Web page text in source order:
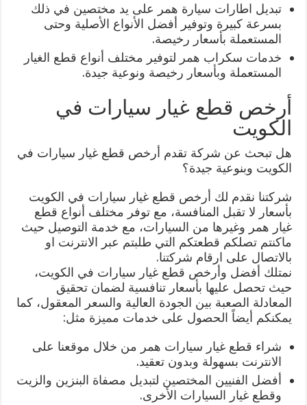
تبديل اطارات سيارة همر على يد مختصين في ذلك
بسرعة كبيرة وتوفير أفضل الأنواع الأصلية وحتى
المستعملة بأسعار رخيصة.
خدمات سكراب همر لتوفير مختلف أنواع قطع الغيار
المستعملة وبأسعار رخيصة ونوعية جيدة.
أرخص قطع غيار سيارات في
الكويت
هل تبحث عن شركة تقدم أرخص قطع غيار سيارات في
الكويت وبنوعية جيدة؟
شركتنا نقدم لك أرخص قطع غيار سيارات في الكويت
بأسعار لا تقبل المنافسة، مع توفر مختلف أنواع قطع
غيار همر وغيرها من السيارات، مع خدمة التوصيل حيث
ماكنتم تصلكم قطعتكم التي طلبتم عبر الانترنت او
بالاتصال على ارقام شركتنا.
نمتلك أفضل وأرخص قطع غيار سيارات في الكويت،
حيث تحصل عليها بأسعار تنافسية لضمان تحقيق
المعادلة الصعبة بين الجودة العالية والسعر المعقول، كما
يمكنكم أيضاً الحصول على خدمات مميزة مثل:
شراء قطع غيار سيارات همر من خلال موقعنا على
الانترنت بسهولة وبدون تعقيد.
أفضل الفنيين المختصين لتبديل مصفاة البنزين والزيت
وقطع غيار السيارات الأخرى.